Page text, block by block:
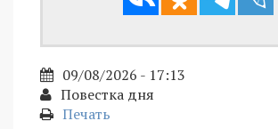
09/08/2026 - 17:13
Повестка дня
Печать